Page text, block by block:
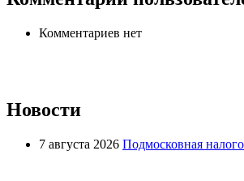
Комментариев нет
Новости
7 августа 2026 Подмосковная